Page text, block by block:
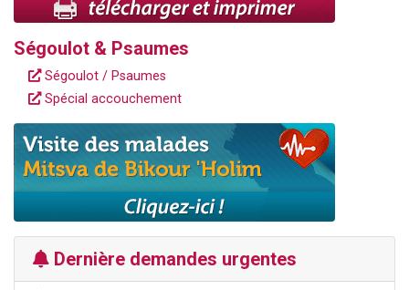
Ségoulot & Psaumes
Ségoulot / Psaumes
Spécial accouchement
Dernière demandes urgentes